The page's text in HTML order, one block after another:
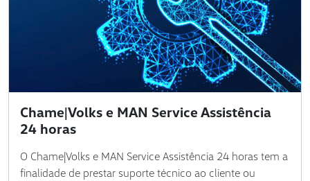
Chame|Volks e MAN Service Assistência
24 horas
O Chame|Volks e MAN Service Assistência 24 horas tem a
finalidade de prestar suporte técnico ao cliente ou